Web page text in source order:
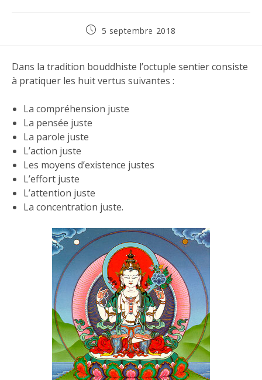
5 septembre 2018
Dans la tradition bouddhiste l’octuple sentier consiste
à pratiquer les huit vertus suivantes :
La compréhension juste
La pensée juste
La parole juste
L’action juste
Les moyens d’existence justes
L’effort juste
L’attention juste
La concentration juste.